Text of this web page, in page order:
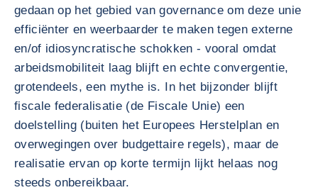
gedaan op het gebied van governance om deze unie
efficiënter en weerbaarder te maken tegen externe
en/of idiosyncratische schokken - vooral omdat
arbeidsmobiliteit laag blijft en echte convergentie,
grotendeels, een mythe is. In het bijzonder blijft
fiscale federalisatie (de Fiscale Unie) een
doelstelling (buiten het Europees Herstelplan en
overwegingen over budgettaire regels), maar de
realisatie ervan op korte termijn lijkt helaas nog
steeds onbereikbaar.